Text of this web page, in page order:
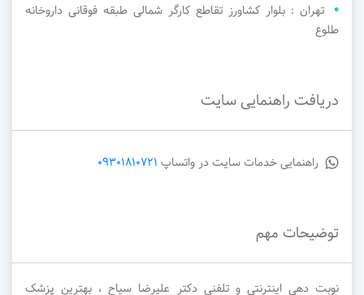
تهران : بلوار کشاورز تقاطع کارگر شمالی طبقه فوقانی داروخانه
طلوع
دریافت راهنمایی سایت
راهنمایی خدمات سایت در واتساپ 09301810721
توضیحات مهم
نوبت دهی اینترنتی و تلفنی دکتر علیرضا سیاح ، بهترین پزشک